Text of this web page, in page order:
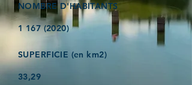
NOMBRE D'HABITANTS
1 167 (2020)
SUPERFICIE (en km2)
33,29